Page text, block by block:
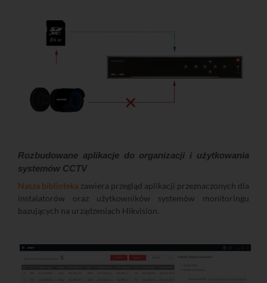
Rozbudowane aplikacje do organizacji i użytkowania
systemów CCTV
Nasza biblioteka zawiera przegląd aplikacji przeznaczonych dla
instalatorów oraz użytkowników systemów monitoringu
bazujących na urządzeniach Hikvision.